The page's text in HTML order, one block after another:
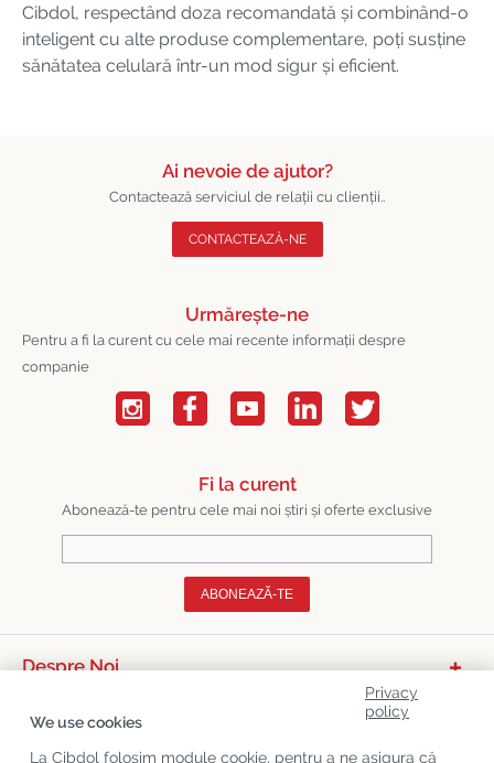
Cibdol, respectând doza recomandată și combinând-o
inteligent cu alte produse complementare, poți susține
sănătatea celulară într-un mod sigur și eficient.
Ai nevoie de ajutor?
Contactează serviciul de relații cu clienții..
CONTACTEAZĂ-NE
Urmărește-ne
Pentru a fi la curent cu cele mai recente informații despre
companie
Fi la curent
Abonează-te pentru cele mai noi știri și oferte exclusive
ABONEAZĂ-TE
Despre Noi
Privacy
policy
We use cookies
La Cibdol folosim module cookie, pentru a ne asigura că